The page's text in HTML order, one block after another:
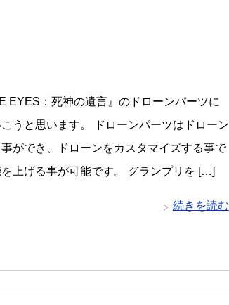
EYES：死神の遺言』のドローンパーツに
うと思います。 ドローンパーツはドローン
ができ、ドローンをカスタマイズする事で
を上げる事が可能です。 グランプリを […]
続きを読む